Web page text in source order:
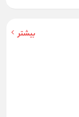
بیشتر